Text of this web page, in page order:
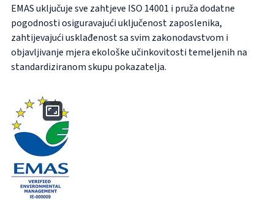
EMAS uključuje sve zahtjeve ISO 14001 i pruža dodatne
pogodnosti osiguravajući uključenost zaposlenika,
zahtijevajući usklađenost sa svim zakonodavstvom i
objavljivanje mjera ekološke učinkovitosti temeljenih na
standardiziranom skupu pokazatelja.